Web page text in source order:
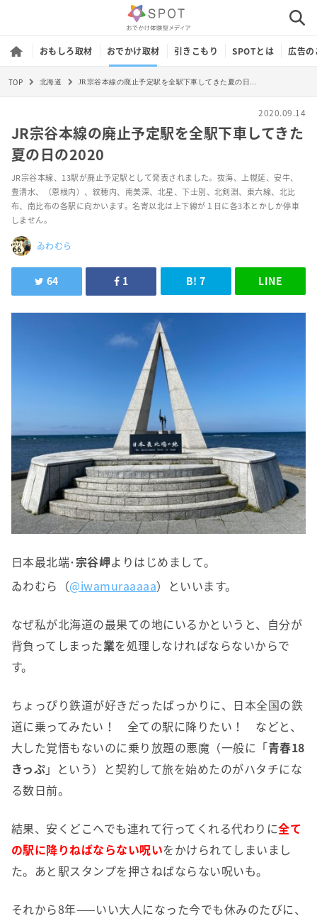
おもしろ取材 おでかけ取材 引きこもり SPOTとは 広告
TOP 北海道
2020.09.14
JR宗谷本線の廃止予定駅を全駅下車してきた
夏の日の2020
JR宗谷本線、13駅が廃止予定駅として発表されました。抜海、上幌延、安牛、
豊清水、（恩根内）、紋穂内、南美深、北星、下士別、北剣淵、東六線、北比
布、南比布の各駅に向かいます。名寄以北は上下線が１日に各3本とかしか停車
しません。
ゐわむら
64 1 B! 7 LINE
日本最北端･宗谷岬よりはじめまして。
ゐわむら（@iwamuraaaaa）といいます。
なぜ私が北海道の最果ての地にいるかというと、自分が
背負ってしまった業を処理しなければならないからで
す。
ちょっぴり鉄道が好きだったばっかりに、日本全国の鉄
道に乗ってみたい！ 全ての駅に降りたい！ などと、
大した覚悟もないのに乗り放題の悪魔（一般に「青春18
きっぷ」という）と契約して旅を始めたのがハタチにな
る数日前。
結果、安くどこへでも連れて行ってくれる代わりに全て
の駅に降りねばならない呪いをかけられてしまいまし
た。あと駅スタンプを押さねばならない呪いも。
それから8年——いい大人になった今でも休みのたびに、